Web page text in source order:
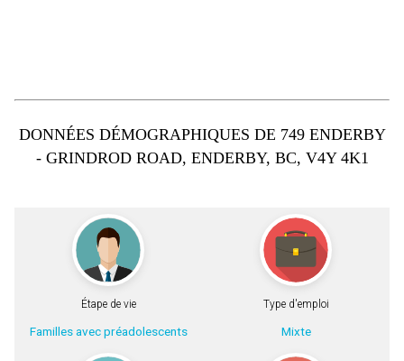
DONNÉES DÉMOGRAPHIQUES DE 749 ENDERBY
- GRINDROD ROAD, ENDERBY, BC, V4Y 4K1
Étape de vie
Familles avec préadolescents
Type d'emploi
Mixte